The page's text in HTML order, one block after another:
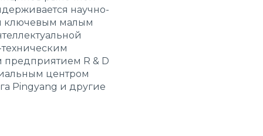
научно-
ключевым малым
R & D
центром
Pingyang и другие